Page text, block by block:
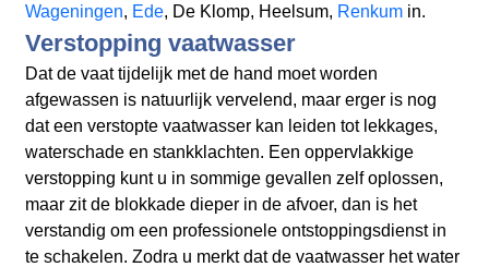
Wageningen, Ede, De Klomp, Heelsum, Renkumin.
Verstopping vaatwasser
Dat de vaat tijdelijk met de hand moet worden
afgewassen is natuurlijk vervelend, maar erger is nog
dat een verstopte vaatwasser kan leiden tot lekkages,
waterschade en stankklachten. Een oppervlakkige
verstopping kunt u in sommige gevallen zelf oplossen,
maar zit de blokkade dieper in de afvoer, dan is het
verstandig om een professionele ontstoppingsdienst in
te schakelen. Zodra u merkt dat de vaatwasser het water